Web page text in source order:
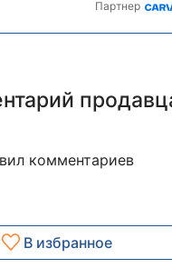
Партнер
комментариев
В избранное